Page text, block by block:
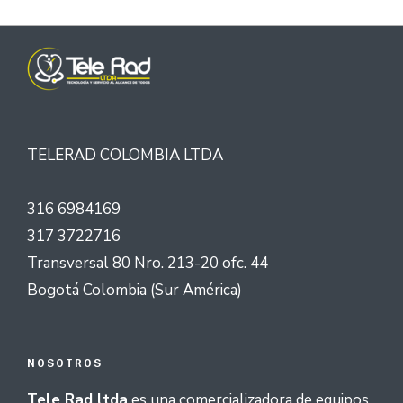
TELERAD COLOMBIA LTDA
316 6984169
317 3722716
Transversal 80 Nro. 213-20 ofc. 44
Bogotá Colombia (Sur América)
NOSOTROS